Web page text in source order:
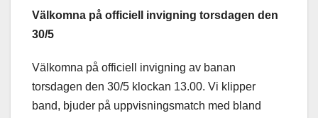
Välkomna på officiell invigning torsdagen den
30/5
Välkomna på officiell invigning av banan
torsdagen den 30/5 klockan 13.00. Vi klipper
band, bjuder på uppvisningsmatch med bland